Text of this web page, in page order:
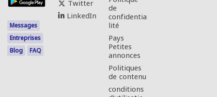
Messages
Entreprises
Blog
FAQ
Twitter
LinkedIn
de
confidentia
lité
Pays
Petites
annonces
Politiques
de contenu
conditions